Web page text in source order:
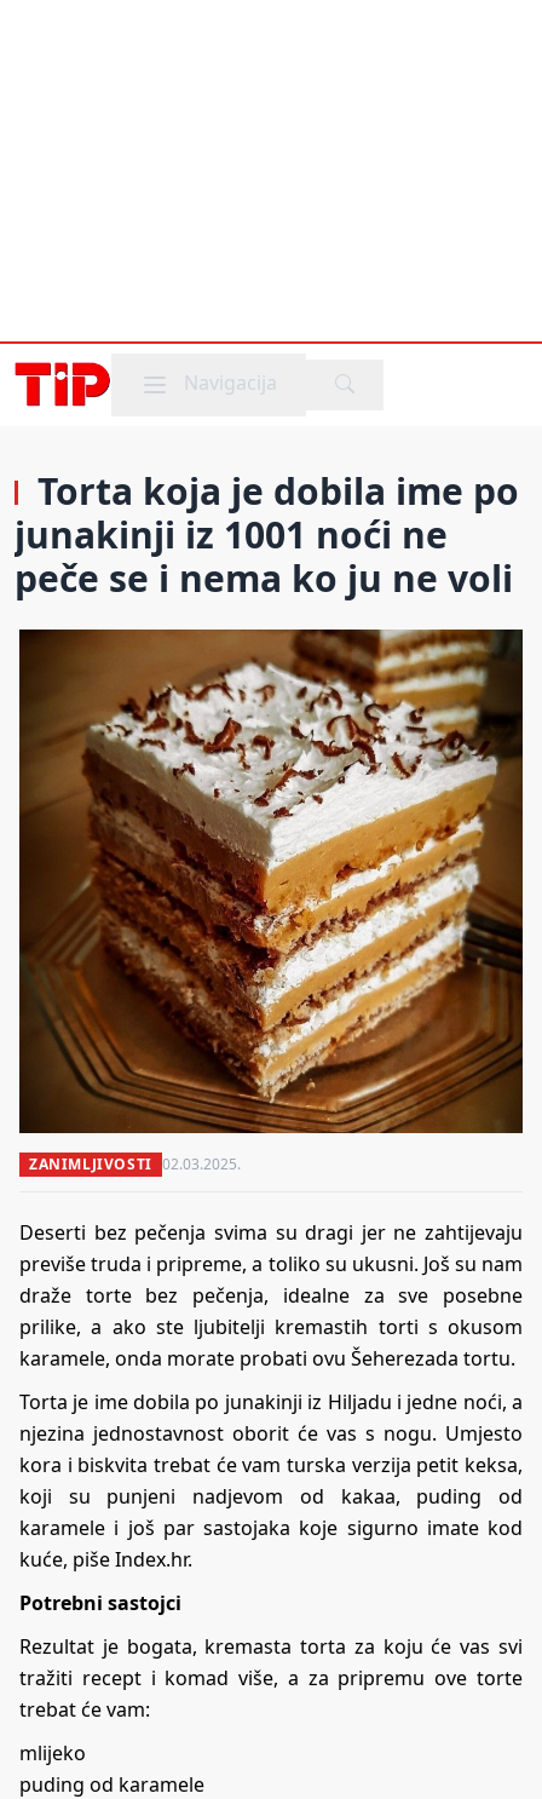
Mobile menu
Navigacija
Torta koja je dobila ime po
junakinji iz 1001 noći ne
peče se i nema ko ju ne voli
ZANIMLJIVOSTI 02.03.2025.
Deserti bez pečenja svima su dragi jer ne zahtijevaju
previše truda i pripreme, a toliko su ukusni. Još su nam
draže torte bez pečenja, idealne za sve posebne
prilike, a ako ste ljubitelji kremastih torti s okusom
karamele, onda morate probati ovu Šeherezada tortu.
Torta je ime dobila po junakinji iz Hiljadu i jedne noći, a
njezina jednostavnost oborit će vas s nogu. Umjesto
kora i biskvita trebat će vam turska verzija petit keksa,
koji su punjeni nadjevom od kakaa, puding od
karamele i još par sastojaka koje sigurno imate kod
kuće, piše Index.hr.
Potrebni sastojci
Rezultat je bogata, kremasta torta za koju će vas svi
tražiti recept i komad više, a za pripremu ove torte
trebat će vam:
mlijeko
puding od karamele